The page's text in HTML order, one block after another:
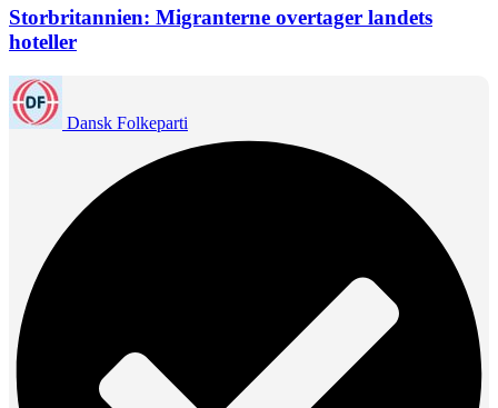
Storbritannien: Migranterne overtager landets
hoteller
Dansk Folkeparti